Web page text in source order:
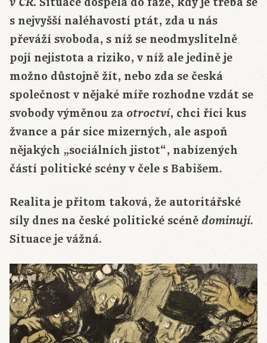
s nejvyšší naléhavostí ptát, zda u nás
převáží svoboda, s níž se neodmyslitelně
pojí nejistota a riziko, v níž ale jedině je
možno důstojně žít, nebo zda se česká
společnost v nějaké míře rozhodne vzdát se
svobody výměnou za otroctví, chci říci kus
žvance a pár sice mizerných, ale aspoň
nějakých „sociálních jistot“, nabízených
částí politické scény v čele s Babišem.
Realita je přitom taková, že autoritářské
síly dnes na české politické scéně dominují.
Situace je vážná.